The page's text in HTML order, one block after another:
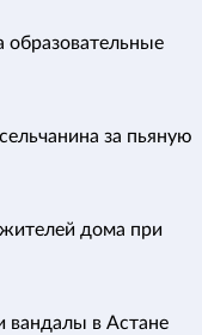
образовательные
за пьяную
дома при
вандалы в Астане